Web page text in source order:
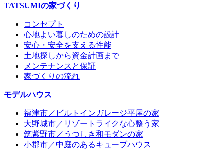
TATSUMIの家づくり
コンセプト
心地よい暮しのための設計
安心・安全を支える性能
土地探しから資金計画まで
メンテナンスと保証
家づくりの流れ
モデルハウス
福津市／ビルトインガレージ平屋の家
大野城市／リゾートライクな心整う家
筑紫野市／うつしき和モダンの家
小郡市／中庭のあるキューブハウス